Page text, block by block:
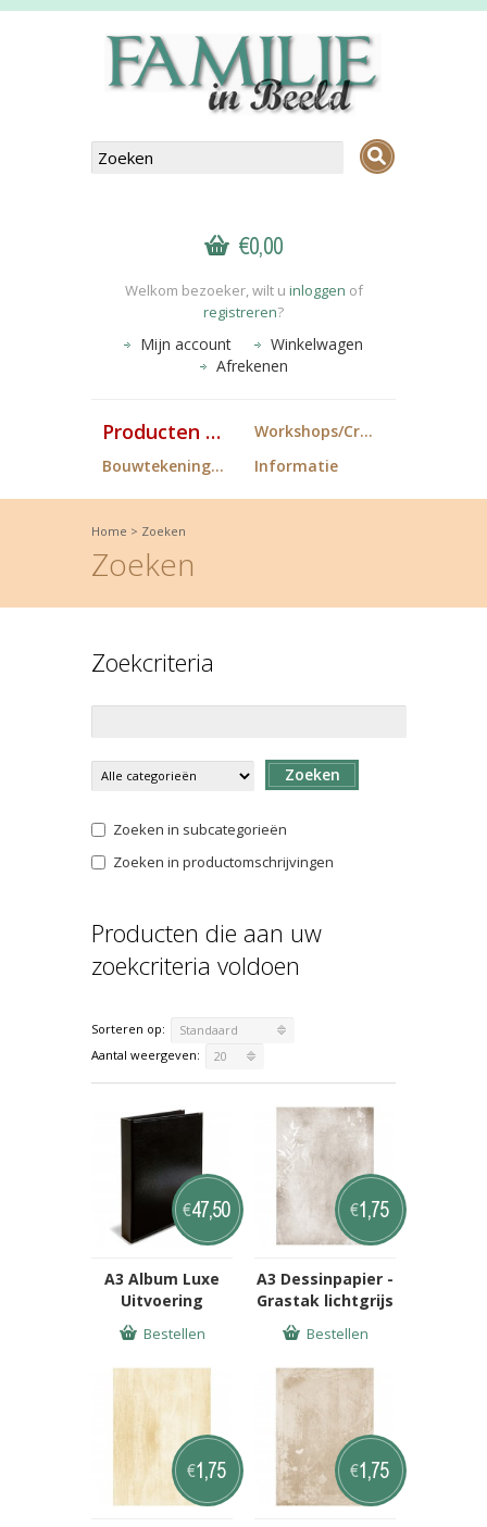
€0,00
Welkom bezoeker, wilt u inloggen of
registreren?
Mijn account
Winkelwagen
Afrekenen
Producten FiB
Workshops/Cropdagen
Bouwtekeningen
Informatie
Home > Zoeken
Zoeken
Zoekcriteria
Zoeken
Zoeken in subcategorieën
Zoeken in productomschrijvingen
Producten die aan uw
zoekcriteria voldoen
Sorteren op:
Standaard
Aantal weergeven:
20
A3 Album Luxe
Uitvoering
€47,50
Bestellen
A3 Dessinpapier -
Grastak lichtgrijs
€1,75
Bestellen
€1,75 €1,75